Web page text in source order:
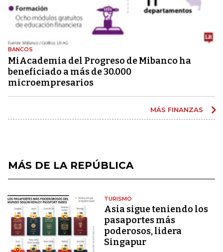
BANCOS
MiAcademia del Progreso de Mibanco ha
beneficiado a más de 30.000
microempresarios
MÁS FINANZAS
MÁS DE LA REPÚBLICA
TURISMO
Asia sigue teniendo los
pasaportes más
poderosos, lidera
Singapur